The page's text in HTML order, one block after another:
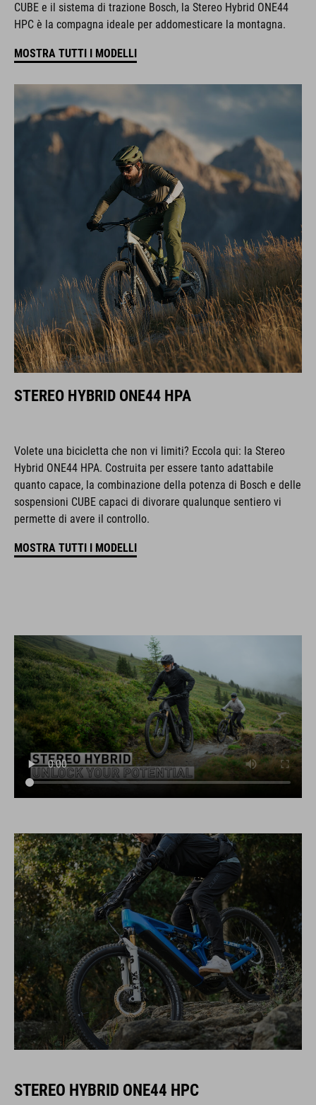
CUBE e il sistema di trazione Bosch, la Stereo Hybrid ONE44
HPC è la compagna ideale per addomesticare la montagna.
MOSTRA TUTTI I MODELLI
STEREO HYBRID ONE44 HPA
Volete una bicicletta che non vi limiti? Eccola qui: la Stereo
Hybrid ONE44 HPA. Costruita per essere tanto adattabile
quanto capace, la combinazione della potenza di Bosch e delle
sospensioni CUBE capaci di divorare qualunque sentiero vi
permette di avere il controllo.
MOSTRA TUTTI I MODELLI
STEREO HYBRID ONE44 HPC